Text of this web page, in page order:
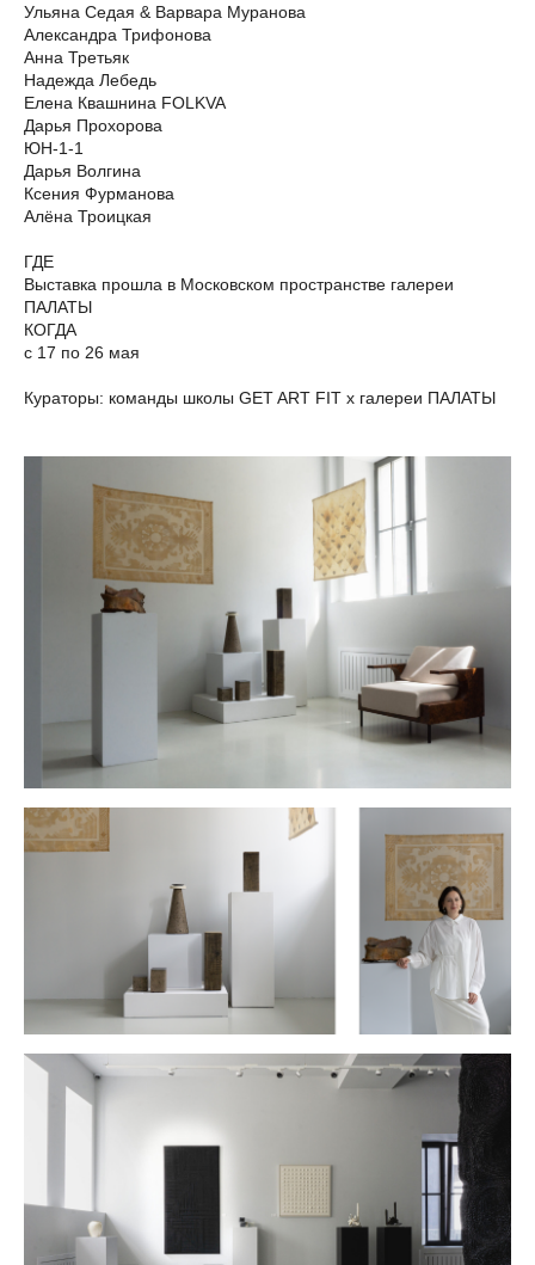
Ульяна Седая & Варвара Муранова
Александра Трифонова
Анна Третьяк
Надежда Лебедь
Елена Квашнина FOLKVA
Дарья Прохорова
ЮН-1-1
Дарья Волгина
Ксения Фурманова
Алёна Троицкая
ГДЕ
Выставка прошла в Московском пространстве галереи
ПАЛАТЫ
КОГДА
с 17 по 26 мая
Кураторы: команды школы GET ART FIT х галереи ПАЛАТЫ